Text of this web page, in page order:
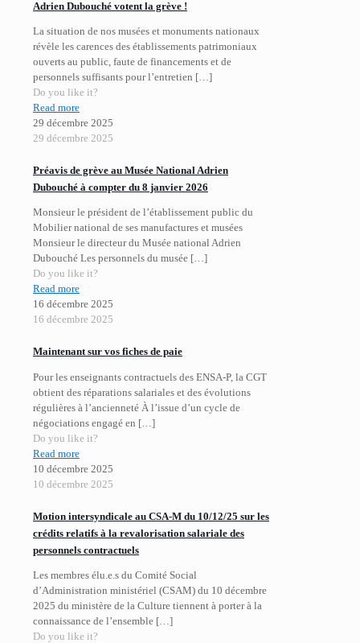
Adrien Dubouché votent la grève !
La situation de nos musées et monuments nationaux
révèle les carences des établissements patrimoniaux
ouverts au public, faute de financements et de
personnels suffisants pour l’entretien […]
Do you like it?
Read more
29 décembre 2025
29 décembre 2025
Préavis de grève au Musée National Adrien
Dubouché à compter du 8 janvier 2026
Monsieur le président de l’établissement public du
Mobilier national de ses manufactures et musées
Monsieur le directeur du Musée national Adrien
Dubouché Les personnels du musée […]
Do you like it?
Read more
16 décembre 2025
16 décembre 2025
Maintenant sur vos fiches de paie
Pour les enseignants contractuels des ENSA-P, la CGT
obtient des réparations salariales et des évolutions
régulières à l’ancienneté À l’issue d’un cycle de
négociations engagé en […]
Do you like it?
Read more
10 décembre 2025
10 décembre 2025
Motion intersyndicale au CSA-M du 10/12/25 sur les
crédits relatifs à la revalorisation salariale des
personnels contractuels
Les membres élu.e.s du Comité Social
d’Administration ministériel (CSAM) du 10 décembre
2025 du ministère de la Culture tiennent à porter à la
connaissance de l’ensemble […]
Do you like it?